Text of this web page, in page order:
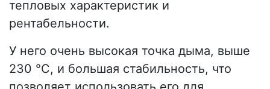
тепловых характеристик и
рентабельности.
У него очень высокая точка дыма, выше
230 °C, и большая стабильность, что